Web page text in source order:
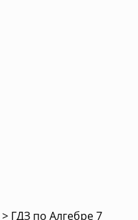
> ГДЗ по Алгебре 7